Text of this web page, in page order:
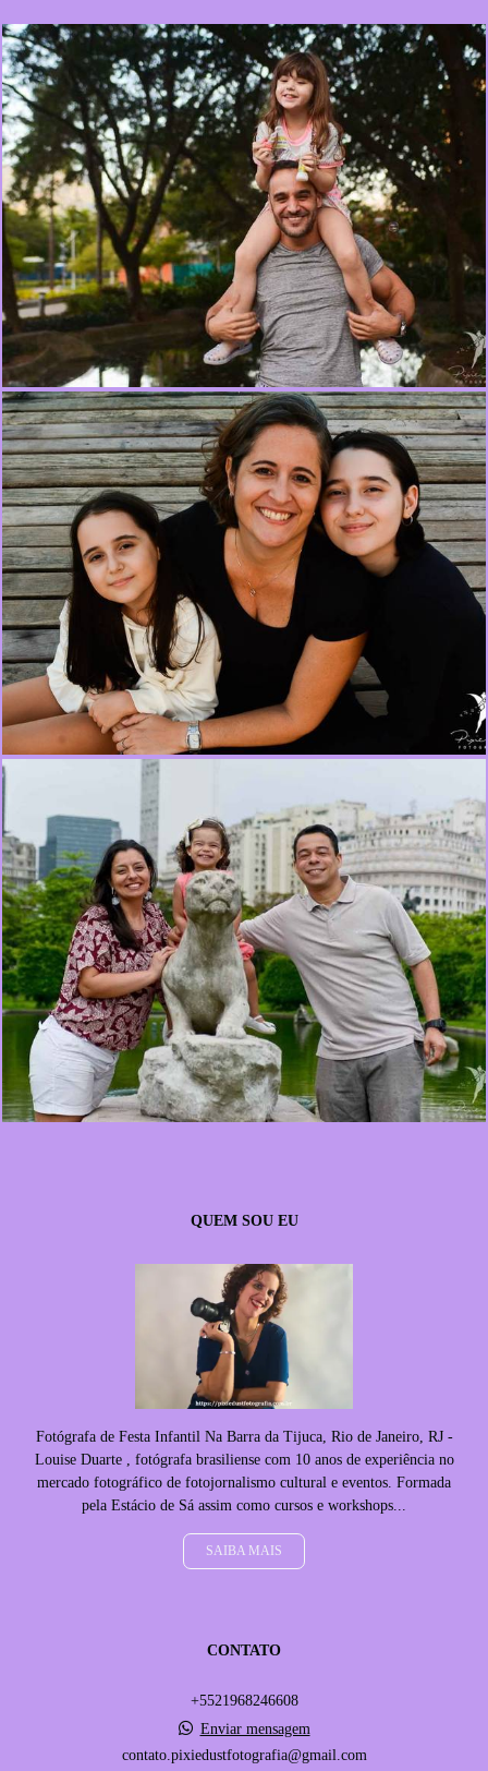
463 0
1
750 0
QUEM SOU EU
Fotógrafa de Festa Infantil Na Barra da Tijuca, Rio de Janeiro, RJ -
Louise Duarte , fotógrafa brasiliense com 10 anos de experiência no
mercado fotográfico de fotojornalismo cultural e eventos. Formada
pela Estácio de Sá assim como cursos e workshops...
SAIBA MAIS
CONTATO
+5521968246608
Enviar mensagem
contato.pixiedustfotografia@gmail.com